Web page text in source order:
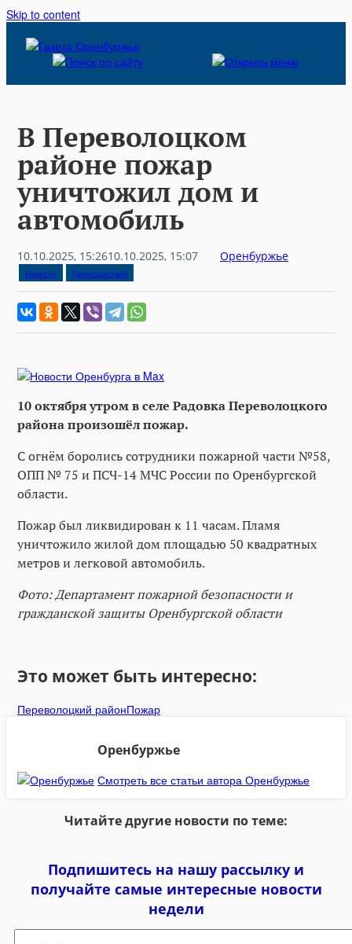
Skip to content
В Переволоцком
районе пожар
уничтожил дом и
автомобиль
10.10.2025, 15:2610.10.2025, 15:07 Оренбуржье
Новости Происшествия
10 октября утром в селе Радовка Переволоцкого
района произошёл пожар.
С огнём боролись сотрудники пожарной части №58,
ОПП № 75 и ПСЧ-14 МЧС России по Оренбургской
области.
Пожар был ликвидирован к 11 часам. Пламя
уничтожило жилой дом площадью 50 квадратных
метров и легковой автомобиль.
Фото: Департамент пожарной безопасности и
гражданской защиты Оренбургской области
Это может быть интересно:
Переволоцкий районПожар
Оренбуржье
Смотреть все статьи автора Оренбуржье
Читайте другие новости по теме:
Подпишитесь на нашу рассылку и
получайте самые интересные новости
недели